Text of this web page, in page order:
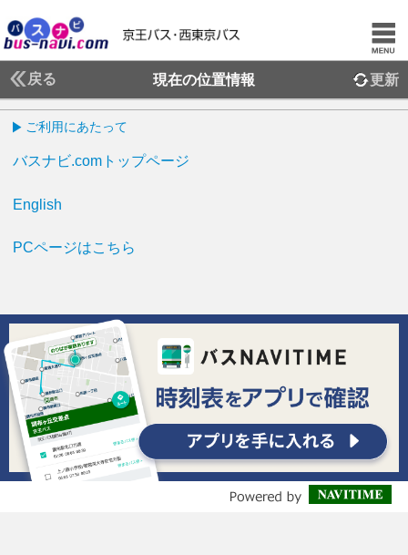
戻る 現在の位置情報 更新
ご利用にあたって
バスナビ.comトップページ
English
PCページはこちら